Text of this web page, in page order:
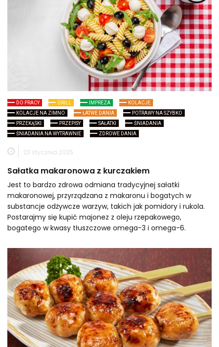
DO PRACY GRILL IMPREZA
KOLACJE
KOLACJE NA ZIMNO
ŁATWE DANIA
POTRAWY NA SZYBKO
PRZEKĄSKI
PRZEPISY SAŁATKI
ŚNIADANIA
ŚNIADANIA NA WYTRAWNIE
ZDROWE DANIA
23 stycznia 2025
Sałatka makaronowa z kurczakiem
Jest to bardzo zdrowa odmiana tradycyjnej sałatki
makaronowej, przyrządzana z makaronu i bogatych w
substancje odżywcze warzyw, takich jak pomidory i rukola.
Postarajmy się kupić majonez z oleju rzepakowego,
bogatego w kwasy tłuszczowe omega-3 i omega-6.